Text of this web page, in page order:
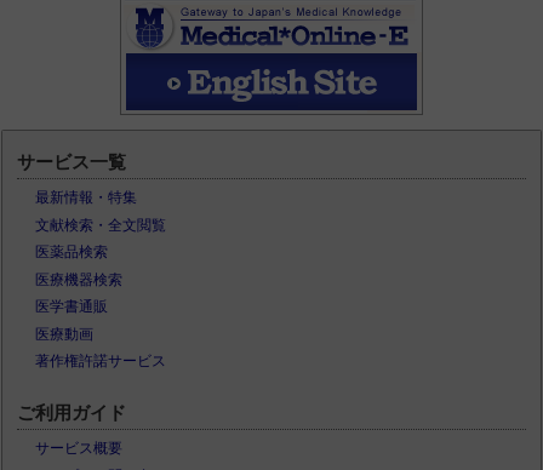
サービス一覧
最新情報・特集
文献検索・全文閲覧
医薬品検索
医療機器検索
医学書通販
医療動画
著作権許諾サービス
ご利用ガイド
サービス概要